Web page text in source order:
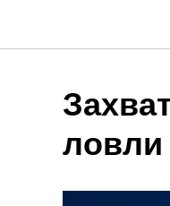
ловли